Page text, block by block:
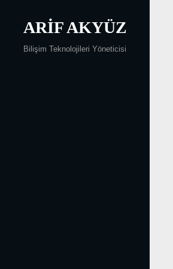
content
ARIF AKYÜZ
Bilişim Teknolojileri Yöneticisi